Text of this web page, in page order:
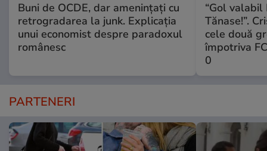
Buni de OCDE, dar amenințați cu
retrogradarea la junk. Explicația
unui economist despre paradoxul
românesc
“Gol
Tănase!”.
cele două
împotriva
0
PARTENERI